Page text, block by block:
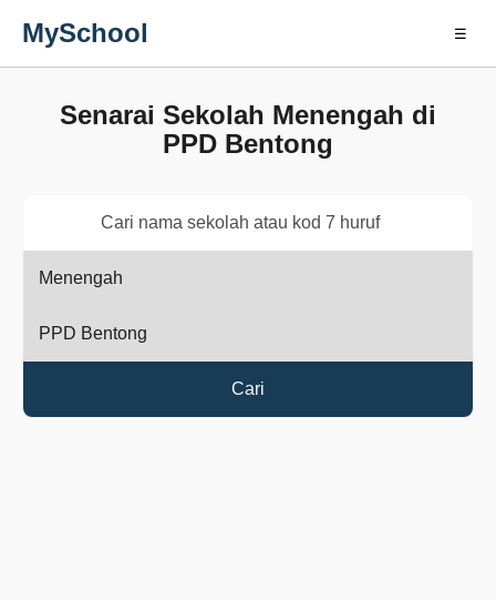
MySchool ☰
Senarai Sekolah Menengah di
PPD Bentong
Cari